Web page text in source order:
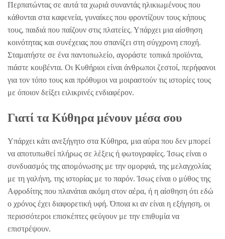
Περπατώντας σε αυτά τα χωριά συναντάς ηλικιωμένους που
κάθονται στα καφενεία, γυναίκες που φροντίζουν τους κήπους
τους, παιδιά που παίζουν στις πλατείες. Υπάρχει μια αίσθηση
κοινότητας και συνέχειας που σπανίζει στη σύγχρονη εποχή.
Σταματήστε σε ένα παντοπωλείο, αγοράστε τοπικά προϊόντα,
πιάστε κουβέντα. Οι Κυθήριοι είναι άνθρωποι ζεστοί, περήφανοι
για τον τόπο τους και πρόθυμοι να μοιραστούν τις ιστορίες τους
με όποιον δείξει ειλικρινές ενδιαφέρον.
Γιατί τα Κύθηρα μένουν μέσα σου
Υπάρχει κάτι ανεξήγητο στα Κύθηρα, μια αύρα που δεν μπορεί
να αποτυπωθεί πλήρως σε λέξεις ή φωτογραφίες. Ίσως είναι ο
συνδυασμός της απομόνωσης με την ομορφιά, της μελαγχολίας
με τη γαλήνη, της ιστορίας με το παρόν. Ίσως είναι ο μύθος της
Αφροδίτης που πλανάται ακόμη στον αέρα, ή η αίσθηση ότι εδώ
ο χρόνος έχει διαφορετική υφή. Όποια κι αν είναι η εξήγηση, οι
περισσότεροι επισκέπτες φεύγουν με την επιθυμία να
επιστρέψουν.